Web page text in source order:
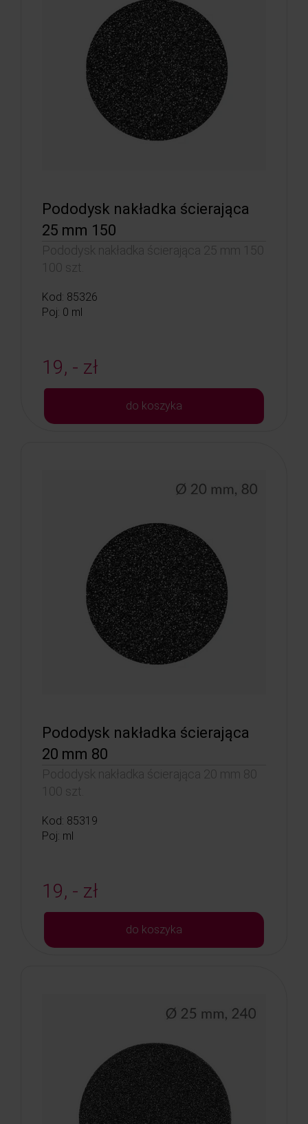
Pododysk nakładka ścierająca
25 mm 150
Pododysk nakładka ścierająca 25 mm 150
100 szt.
Kod: 85326
Poj: 0 ml
19, - zł
do koszyka
Pododysk nakładka ścierająca
20 mm 80
Pododysk nakładka ścierająca 20 mm 80
100 szt.
Kod: 85319
Poj: ml
19, - zł
do koszyka